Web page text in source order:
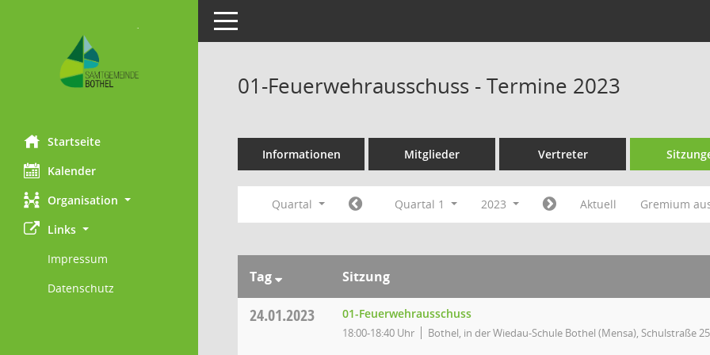
Startseite
Kalender
Organisation
Links
Impressum
Datenschutz
Toggle navigation
01-Feuerwehrausschuss - Termine 2023
Informationen Mitglieder Vertreter
Quartal Quartal 1 2023 Aktuell Gremium
Tag Sitzung
24.01.2023 01-Feuerwehrausschuss
18:00-18:40 Uhr Bothel, in der Wiedau-Schule Bothel (Mensa), Schulstraße